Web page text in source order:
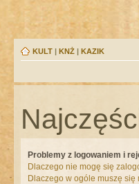
KULT | KNŻ | KAZIK
Problemy z logowaniem i
Dlaczego nie mogę się
Dlaczego w ogóle muszę się